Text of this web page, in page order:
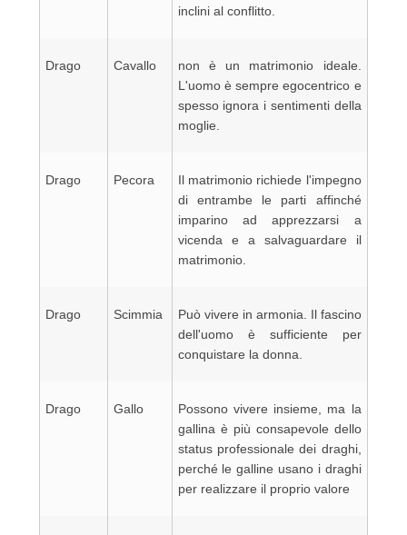
inclini al conflitto.
Drago Cavallo
non è un matrimonio ideale.
L'uomo è sempre egocentrico e
spesso ignora i sentimenti della
moglie.
Drago Pecora
Il matrimonio richiede l'impegno
di entrambe le parti affinché
imparino ad apprezzarsi a
vicenda e a salvaguardare il
matrimonio.
Drago Scimmia
Può vivere in armonia. Il fascino
dell'uomo è sufficiente per
conquistare la donna.
Drago Gallo
Possono vivere insieme, ma la
gallina è più consapevole dello
status professionale dei draghi,
perché le galline usano i draghi
per realizzare il proprio valore